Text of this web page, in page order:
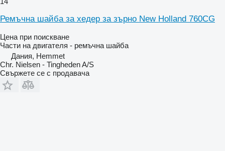
Ремъчна шайба за хедер за зърно New Holland 760CG
Цена при поискване
Части на двигателя - ремъчна шайба
Дания, Hemmet
Chr. Nielsen - Tingheden A/S
Свържете се с продавача